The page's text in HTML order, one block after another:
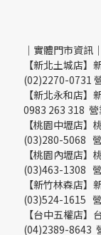
｜實體門市資訊｜
【新北土城店
(02)2270-0731
【新北永和店
0983 263 318
【桃園中壢店
(03)280-5068
【桃園內壢店
(03)463-1308
【新竹林森店】
(03)524-1615
【台中五權店
(04)2389-8643